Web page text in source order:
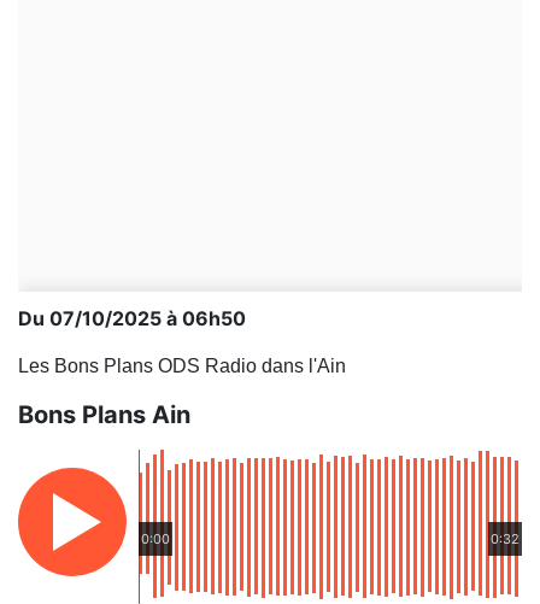
Du 07/10/2025 à 06h50
Les Bons Plans ODS Radio dans l'Ain
Bons Plans Ain
0:00 0:32